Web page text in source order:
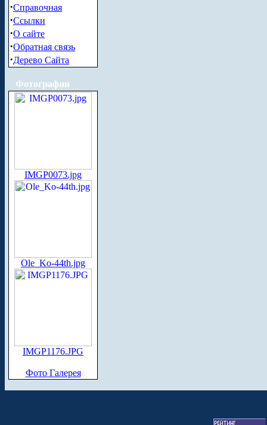
·Справочная
·Ссылки
·О сайте
·Обратная связь
·Дерево Сайта
Фотографии
IMGP0073.jpg
Ole_Ko-44th.jpg
IMGP1176.JPG
Фото Галерея